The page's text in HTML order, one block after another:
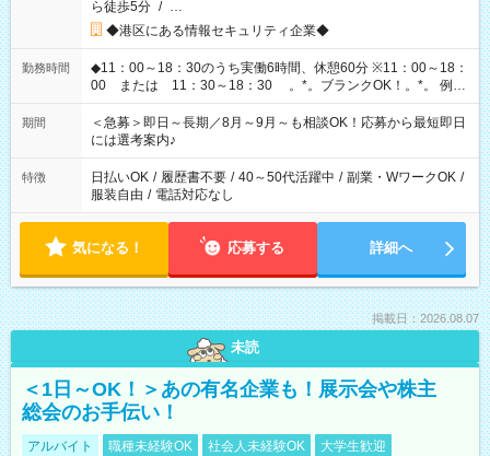
ら徒歩5分 / …
◆港区にある情報セキュリティ企業◆
勤務時間
◆11：00～18：30のうち実働6時間、休憩60分 ※11：00～18：
00 または 11：30～18：30 。*。ブランクOK！。*。 例え
ば前職が、 在宅/財団法人/事務/コールセンター/受付/販売/カフェ
スタッフ スイーツ販売/ホテルフロント/化粧品販売/など 様々な
業界から入社して活躍されています♪
期間
＜急募＞即日～長期／8月～9月～も相談OK！応募から最短即日
には選考案内♪
特徴 日払いOK / 履歴書不要 / 40～50代活躍中 / 副業・WワークOK /
服装自由 / 電話対応なし
気になる！ 応募する 詳細へ
掲載日：2026.08.07
未読
＜1日～OK！＞あの有名企業も！展示会や株主
総会のお手伝い！
アルバイト 職種未経験OK 社会人未経験OK
大学生歓迎